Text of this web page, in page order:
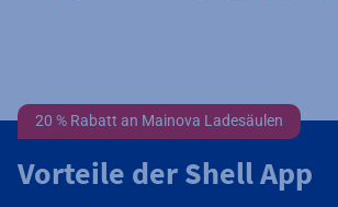
20 % Rabatt an Mainova Ladesäulen
Vorteile der Shell App